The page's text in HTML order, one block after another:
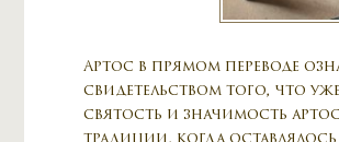
Артос в прямом переводе
свидетельством того, что
святость и значимость
традиции, когда